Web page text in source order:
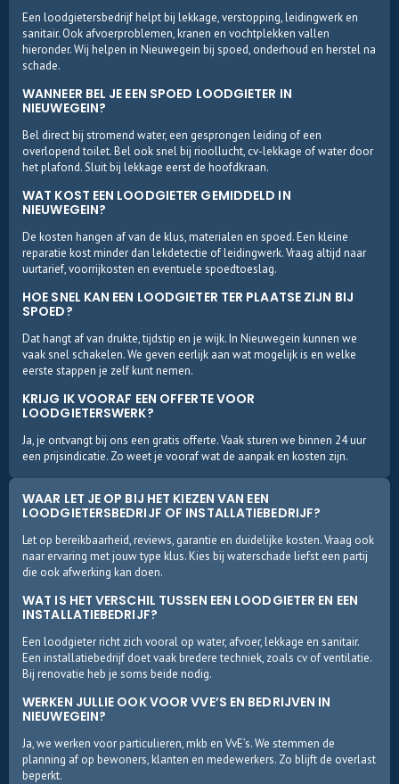
Een loodgietersbedrijf helpt bij lekkage, verstopping, leidingwerk en
sanitair. Ook afvoerproblemen, kranen en vochtplekken vallen
hieronder. Wij helpen in Nieuwegein bij spoed, onderhoud en herstel na
schade.
WANNEER BEL JE EEN SPOED LOODGIETER IN
NIEUWEGEIN?
Bel direct bij stromend water, een gesprongen leiding of een
overlopend toilet. Bel ook snel bij rioollucht, cv-lekkage of water door
het plafond. Sluit bij lekkage eerst de hoofdkraan.
WAT KOST EEN LOODGIETER GEMIDDELD IN
NIEUWEGEIN?
De kosten hangen af van de klus, materialen en spoed. Een kleine
reparatie kost minder dan lekdetectie of leidingwerk. Vraag altijd naar
uurtarief, voorrijkosten en eventuele spoedtoeslag.
HOE SNEL KAN EEN LOODGIETER TER PLAATSE ZIJN BIJ
SPOED?
Dat hangt af van drukte, tijdstip en je wijk. In Nieuwegein kunnen we
vaak snel schakelen. We geven eerlijk aan wat mogelijk is en welke
eerste stappen je zelf kunt nemen.
KRIJG IK VOORAF EEN OFFERTE VOOR
LOODGIETERSWERK?
Ja, je ontvangt bij ons een gratis offerte. Vaak sturen we binnen 24 uur
een prijsindicatie. Zo weet je vooraf wat de aanpak en kosten zijn.
WAAR LET JE OP BIJ HET KIEZEN VAN EEN
LOODGIETERSBEDRIJF OF INSTALLATIEBEDRIJF?
Let op bereikbaarheid, reviews, garantie en duidelijke kosten. Vraag ook
naar ervaring met jouw type klus. Kies bij waterschade liefst een partij
die ook afwerking kan doen.
WAT IS HET VERSCHIL TUSSEN EEN LOODGIETER EN EEN
INSTALLATIEBEDRIJF?
Een loodgieter richt zich vooral op water, afvoer, lekkage en sanitair.
Een installatiebedrijf doet vaak bredere techniek, zoals cv of ventilatie.
Bij renovatie heb je soms beide nodig.
WERKEN JULLIE OOK VOOR VVE’S EN BEDRIJVEN IN
NIEUWEGEIN?
Ja, we werken voor particulieren, mkb en VvE’s. We stemmen de
planning af op bewoners, klanten en medewerkers. Zo blijft de overlast
beperkt.